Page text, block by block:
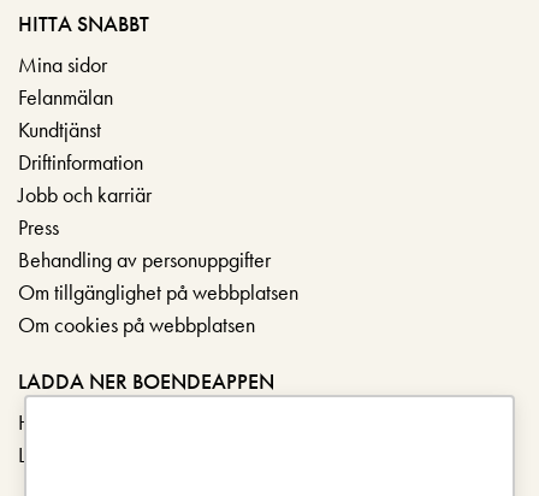
HITTA SNABBT
Mina sidor
Felanmälan
Kundtjänst
Driftinformation
Jobb och karriär
Press
Behandling av personuppgifter
Om tillgänglighet på webbplatsen
Om cookies på webbplatsen
LADDA NER BOENDEAPPEN
Hämta i App Store
Ladda ner på Google Play